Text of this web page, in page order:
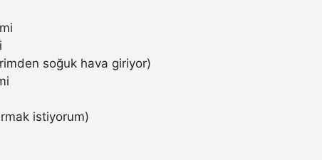
soğuk hava giriyor)
istiyorum)